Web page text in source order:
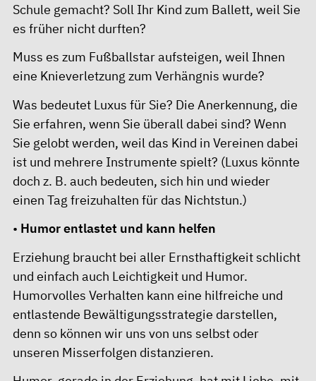
Schule gemacht? Soll Ihr Kind zum Ballett, weil Sie
es früher nicht durften?
Muss es zum Fußballstar aufsteigen, weil Ihnen
eine Knieverletzung zum Verhängnis wurde?
Was bedeutet Luxus für Sie? Die Anerkennung, die
Sie erfahren, wenn Sie überall dabei sind? Wenn
Sie gelobt werden, weil das Kind in Vereinen dabei
ist und mehrere Instrumente spielt? (Luxus könnte
doch z. B. auch bedeuten, sich hin und wieder
einen Tag freizuhalten für das Nichtstun.)
• Humor entlastet und kann helfen
Erziehung braucht bei aller Ernsthaftigkeit schlicht
und einfach auch Leichtigkeit und Humor.
Humorvolles Verhalten kann eine hilfreiche und
entlastende Bewältigungsstrategie darstellen,
denn so können wir uns von uns selbst oder
unseren Misserfolgen distanzieren.